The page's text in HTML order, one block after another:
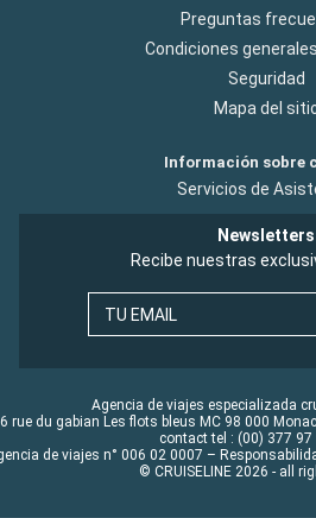
Preguntas
Condiciones
Seguridad
Mapa del
Información sobre
Servicios de
Newsletters
Recibe nuestras
TU EMAIL
Agencia de viajes especializada
rue du gabian Les flots bleus MC 98 000
contact tel : (00) 377 97
de viajes n° 006 02 0007 –
© CRUISELINE 2026 - all